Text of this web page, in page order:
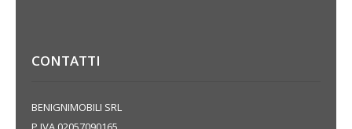
CONTATTI
BENIGNIMOBILI SRL